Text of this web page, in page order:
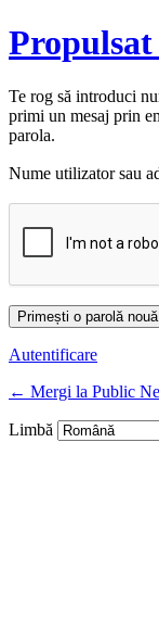
Propulsat
Te rog să introduci
primi un mesaj prin
parola.
Nume utilizator sau
Autentificare
← Mergi la Public
Limbă